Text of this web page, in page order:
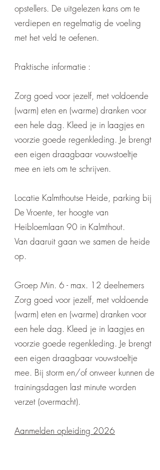
opstellers. De uitgelezen kans om te
verdiepen en regelmatig de voeling
met het veld te oefenen.
Praktische informatie :
Zorg goed voor jezelf, met voldoende
(warm) eten en (warme) dranken voor
een hele dag. Kleed je in laagjes en
voorzie goede regenkleding. Je brengt
een eigen draagbaar vouwstoeltje
mee en iets om te schrijven.
Locatie Kalmthoutse Heide, parking bij
De Vroente, ter hoogte van
Heibloemlaan 90 in Kalmthout.
Van daaruit gaan we samen de heide
op.
Groep Min. 6 - max. 12 deelnemers
Zorg goed voor jezelf, met voldoende
(warm) eten en (warme) dranken voor
een hele dag. Kleed je in laagjes en
voorzie goede regenkleding. Je brengt
een eigen draagbaar vouwstoeltje
mee. Bij storm en/of onweer kunnen de
trainingsdagen last minute worden
verzet (overmacht).
Aanmelden opleiding 2026